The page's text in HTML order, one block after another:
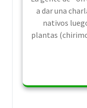
a dar una
nativos
plantas